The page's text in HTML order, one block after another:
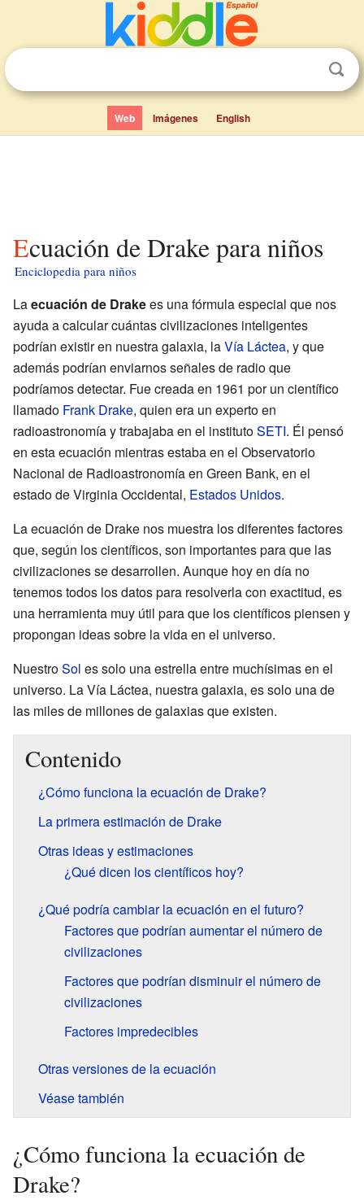
Web Imágenes English
Ecuación de Drake para niños
Enciclopedia para niños
Laecuación de Drakees una fórmula especial que nos
ayuda a calcular cuántas civilizaciones inteligentes
podrían existir en nuestra galaxia, laVía Láctea, y que
además podrían enviarnos señales de radio que
podríamos detectar. Fue creada en 1961 por un científico
llamado Frank Drake, quien era un experto en
radioastronomía y trabajaba en el institutoSETI. Él pensó
en esta ecuación mientras estaba en el Observatorio
Nacional de Radioastronomía en Green Bank, en el
estado de Virginia Occidental, Estados Unidos.
La ecuación de Drake nos muestra los diferentes factores
que, según los científicos, son importantes para que las
civilizaciones se desarrollen. Aunque hoy en día no
tenemos todos los datos para resolverla con exactitud, es
una herramienta muy útil para que los científicos piensen y
propongan ideas sobre la vida en el universo.
NuestroSol es solo una estrella entre muchísimas en el
universo. La Vía Láctea, nuestra galaxia, es solo una de
las miles de millones de galaxias que existen.
Contenido
¿Cómo funciona la ecuación de Drake?
La primera estimación de Drake
Otras ideas y estimaciones
¿Qué dicen los científicos hoy?
¿Qué podría cambiar la ecuación en el futuro?
Factores que podrían aumentar el número de
civilizaciones
Factores que podrían disminuir el número de
civilizaciones
Factores impredecibles
Otras versiones de la ecuación
Véase también
¿Cómo funciona la ecuación de
Drake?